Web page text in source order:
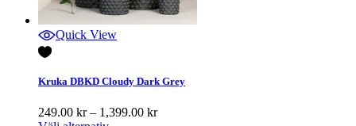
Quick View
Kruka DBKD Cloudy Dark Grey
249.00 kr – 1,399.00 krPrisintervall: